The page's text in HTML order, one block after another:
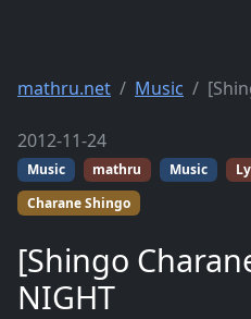
mathru.net Music
2012-11-24
Music mathru Music
Charane Shingo
[Shingo
NIGHT